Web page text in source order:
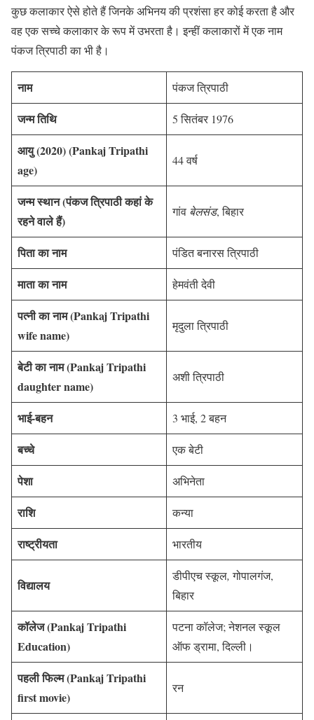
कुछ कलाकार ऐसे होते हैं जिनके अभिनय की प्रशंसा हर कोई करता है और
वह एक सच्चे कलाकार के रूप में उभरता है। इन्हीं कलाकारों में एक नाम
पंकज त्रिपाठी का भी है।
नाम पंकज त्रिपाठी
जन्म तिथि 5 सितंबर 1976
आयु (2020)(Pankaj Tripathi
age)
44 वर्ष
जन्म स्थान (पंकज त्रिपाठी कहां के
रहने वाले हैं)
गांव बेलसंड, बिहार
पिता का नाम पंडित बनारस त्रिपाठी
माता का नाम हेमवंती देवी
पत्नी का नाम(Pankaj Tripathi
wife name)
मृदुला त्रिपाठी
बेटी का नाम (Pankaj Tripathi
daughter name)
अशी त्रिपाठी
भाई-बहन 3 भाई, 2 बहन
बच्चे एक बेटी
पेशा अभिनेता
राशि कन्या
राष्ट्रीयता भारतीय
विद्यालय
डीपीएच स्कूल,गोपालगंज,
बिहार
कॉलेज (Pankaj Tripathi
Education)
पटना कॉलेज; नेशनल स्कूल
ऑफ ड्रामा, दिल्ली।
पहली फिल्म (Pankaj Tripathi
first movie)
रन